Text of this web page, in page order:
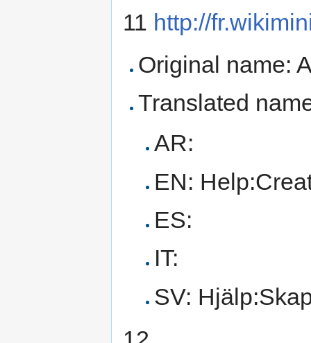
11 http://
Original name:
Translated
AR:
EN:
ES:
IT:
SV: